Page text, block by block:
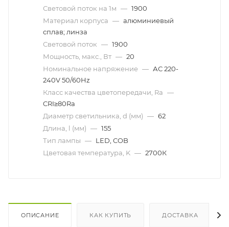
Световой поток на 1м — 1900
Материал корпуса — алюминиевый
сплав; линза
Световой поток — 1900
Мощность, макс., Вт — 20
Номинальное напряжение — АС 220-
240V 50/60Hz
Класс качества цветопередачи, Ra —
CRI≥80Ra
Диаметр светильника, d (мм) — 62
Длина, l (мм) — 155
Тип лампы — LED, COB
Цветовая температура, K — 2700К
ОПИСАНИЕ КАК КУПИТЬ ДОСТАВКА